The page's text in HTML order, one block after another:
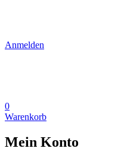
Anmelden
0
Warenkorb
Mein Konto